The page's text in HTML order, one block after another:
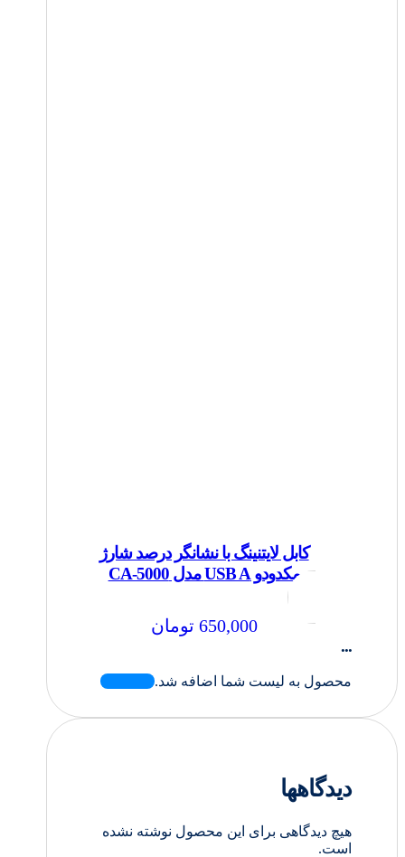
کابل لایتنینگ با نشانگر درصد شارژ
مکدودو USB A مدل CA-5000
650,000 تومان
...
محصول به لیست شما اضافه شد.
دیدگاهها
هیچ دیدگاهی برای این محصول نوشته نشده
است.